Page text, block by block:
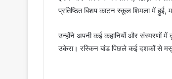
प्रतिष्ठित बिशप काटन स्कूल शिमला में
उन्होंने अपनी कई कहानियों और संस्मरणों में
उकेरा। रस्किन बांड पिछले कई दशकों से